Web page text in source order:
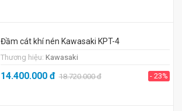
Đầm cát khí nén Kawasaki KPT-4
Thương hiệu: Kawasaki
14.400.000đ 18.720.000đ - 23%